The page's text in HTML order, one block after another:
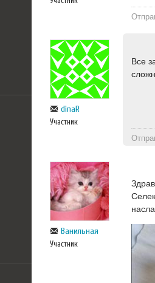
dinaR
Участник
Все
Ванильная
Участник